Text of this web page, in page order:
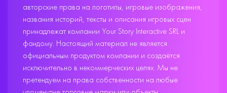
авторские права на логотипы, игровые изображения,
названия историй, тексты и описания игровых сцен
принадлежат компании Your Story Interactive SRL и
фандому. Настоящий материал не является
официальным продуктом компании и создаётся
исключительно в некоммерческих целях. Мы не
претендуем на права собственности на любые